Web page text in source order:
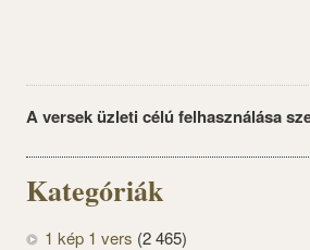
A versek üzleti célú felhasználása
Kategóriák
1 kép 1 vers (2 465)